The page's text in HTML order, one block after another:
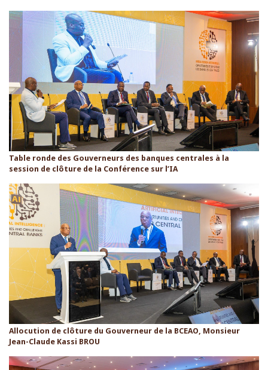
Table ronde des Gouverneurs des banques centrales à la
session de clôture de la Conférence sur l’IA
Allocution de clôture du Gouverneur de la BCEAO, Monsieur
Jean-Claude Kassi BROU